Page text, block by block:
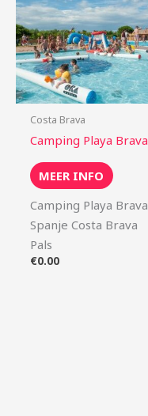
Costa Brava
Camping Playa Brava
MEER INFO
Camping Playa Brava
Spanje Costa Brava
Pals
€0.00